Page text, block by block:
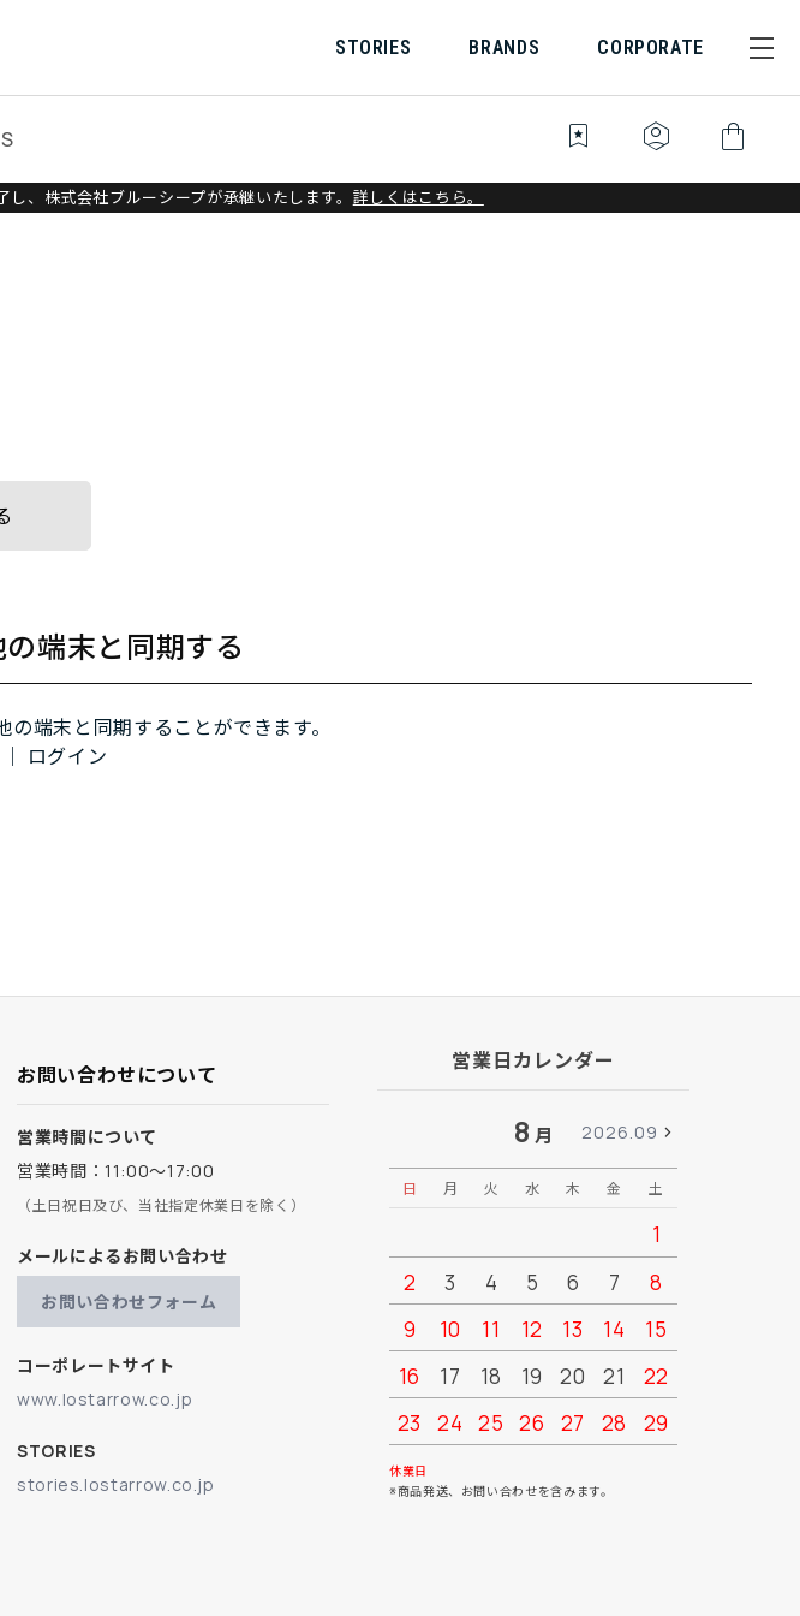
STORIES BRANDS CORPORATE
bookmark_star identity_platform shopping_bag
、株式会社ブルーシープが承継いたします。 詳しくはこちら。
端末と同期する
端末と同期することができます。
ログイン
お問い合わせについて
営業時間について
営業時間：11:00～17:00
（土日祝日及び、当社指定休業日を除く）
メールによるお問い合わせ
お問い合わせフォーム
コーポレートサイト
www.lostarrow.co.jp
STORIES
stories.lostarrow.co.jp
営業日カレンダー
8 月 2026.09
日 月 火 水 木 金 土
1
2
3 4 5 6 7
8
9
10 11 12 13 14
15
16
17 18 19 20 21
22
23
24 25 26 27 28
29
30
休業日
※商品発送、お問い合わせを含みます。